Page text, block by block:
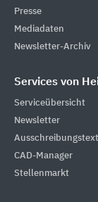
Presse
Mediadaten
Newsletter-Archiv
Services von
Serviceübersicht
Newsletter
CAD-Manager
Stellenmarkt